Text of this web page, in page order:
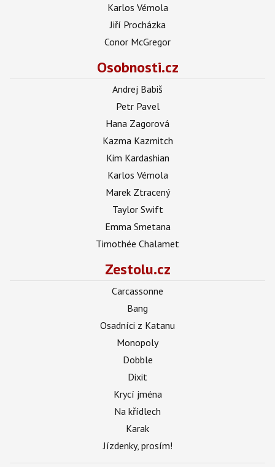
Karlos Vémola
Jiří Procházka
Conor McGregor
Osobnosti.cz
Andrej Babiš
Petr Pavel
Hana Zagorová
Kazma Kazmitch
Kim Kardashian
Karlos Vémola
Marek Ztracený
Taylor Swift
Emma Smetana
Timothée Chalamet
Zestolu.cz
Carcassonne
Bang
Osadníci z Katanu
Monopoly
Dobble
Dixit
Krycí jména
Na křídlech
Karak
Jízdenky, prosím!